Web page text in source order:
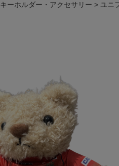
キーホルダー・アクセサリー ユニ